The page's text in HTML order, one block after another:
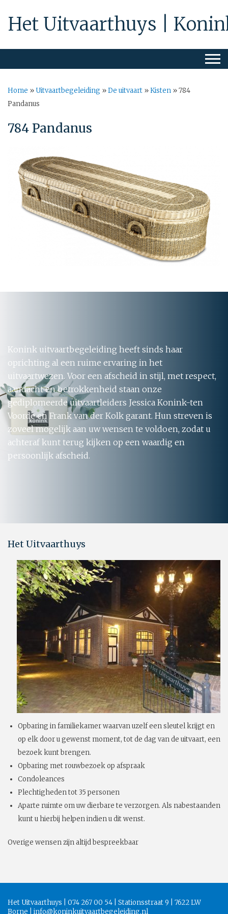
Het Uitvaarthuys |
Home »Uitvaartbegeleiding »De uitvaart »Kisten »784
Pandanus
784 Pandanus
Konink uitvaartbegeleiding heeft sinds haar
oprichting al een ruime ervaring in het
uitvaartwezen. Voor een afscheid in stijl, met respect,
aandacht en betrokkenheid staan onze
gediplomeerde uitvaartleiders Jessica Konink-ten
Voorde en Frank van der Kolk garant. Hun streven is
zoveel mogelijk aan uw wensen te voldoen, zodat u
achteraf kunt terug kijken op een waardig en
persoonlijk afscheid.
Het Uitvaarthuys
Opbaring in familiekamer waarvan uzelf een sleutel krijgt en
op elk door u gewenst moment, tot de dag van de uitvaart, een
bezoek kunt brengen.
Opbaring met rouwbezoek op afspraak
Condoleances
Plechtigheden tot 35 personen
Aparte ruimte om uw dierbare te verzorgen. Als nabestaanden
kunt u hierbij helpen indien u dit wenst.
Overige wensen zijn altijd bespreekbaar
Het Uitvaarthuys | 074 267 00 54 | Stationsstraat 9 | 7622 LW
Borne | info@koninkuitvaartbegeleiding.nl